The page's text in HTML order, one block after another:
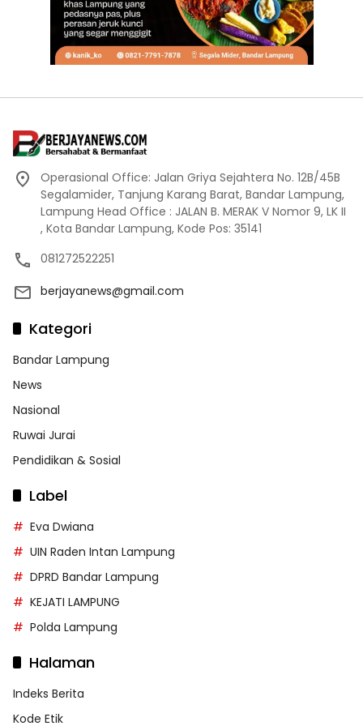
Operasional Office: Jalan Griya Sejahtera No. 12B/45B
Segalamider, Tanjung Karang Barat, Bandar Lampung,
Lampung Head Office : JALAN B. MERAK V Nomor 9, LK II
, Kota Bandar Lampung, Kode Pos: 35141
081272522251
berjayanews@gmail.com
Kategori
Bandar Lampung
News
Nasional
Ruwai Jurai
Pendidikan & Sosial
Label
Eva Dwiana
UIN Raden Intan Lampung
DPRD Bandar Lampung
KEJATI LAMPUNG
Polda Lampung
Halaman
Indeks Berita
Kode Etik